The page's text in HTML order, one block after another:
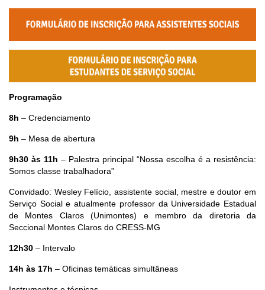
Programação
8h – Credenciamento
9h – Mesa de abertura
9h30 às 11h – Palestra principal “Nossa escolha é a resistência:
Somos classe trabalhadora”
Convidado: Wesley Felício, assistente social, mestre e doutor em
Serviço Social e atualmente professor da Universidade Estadual
de Montes Claros (Unimontes) e membro da diretoria da
Seccional Montes Claros do CRESS-MG
12h30 – Intervalo
14h às 17h – Oficinas temáticas simultâneas